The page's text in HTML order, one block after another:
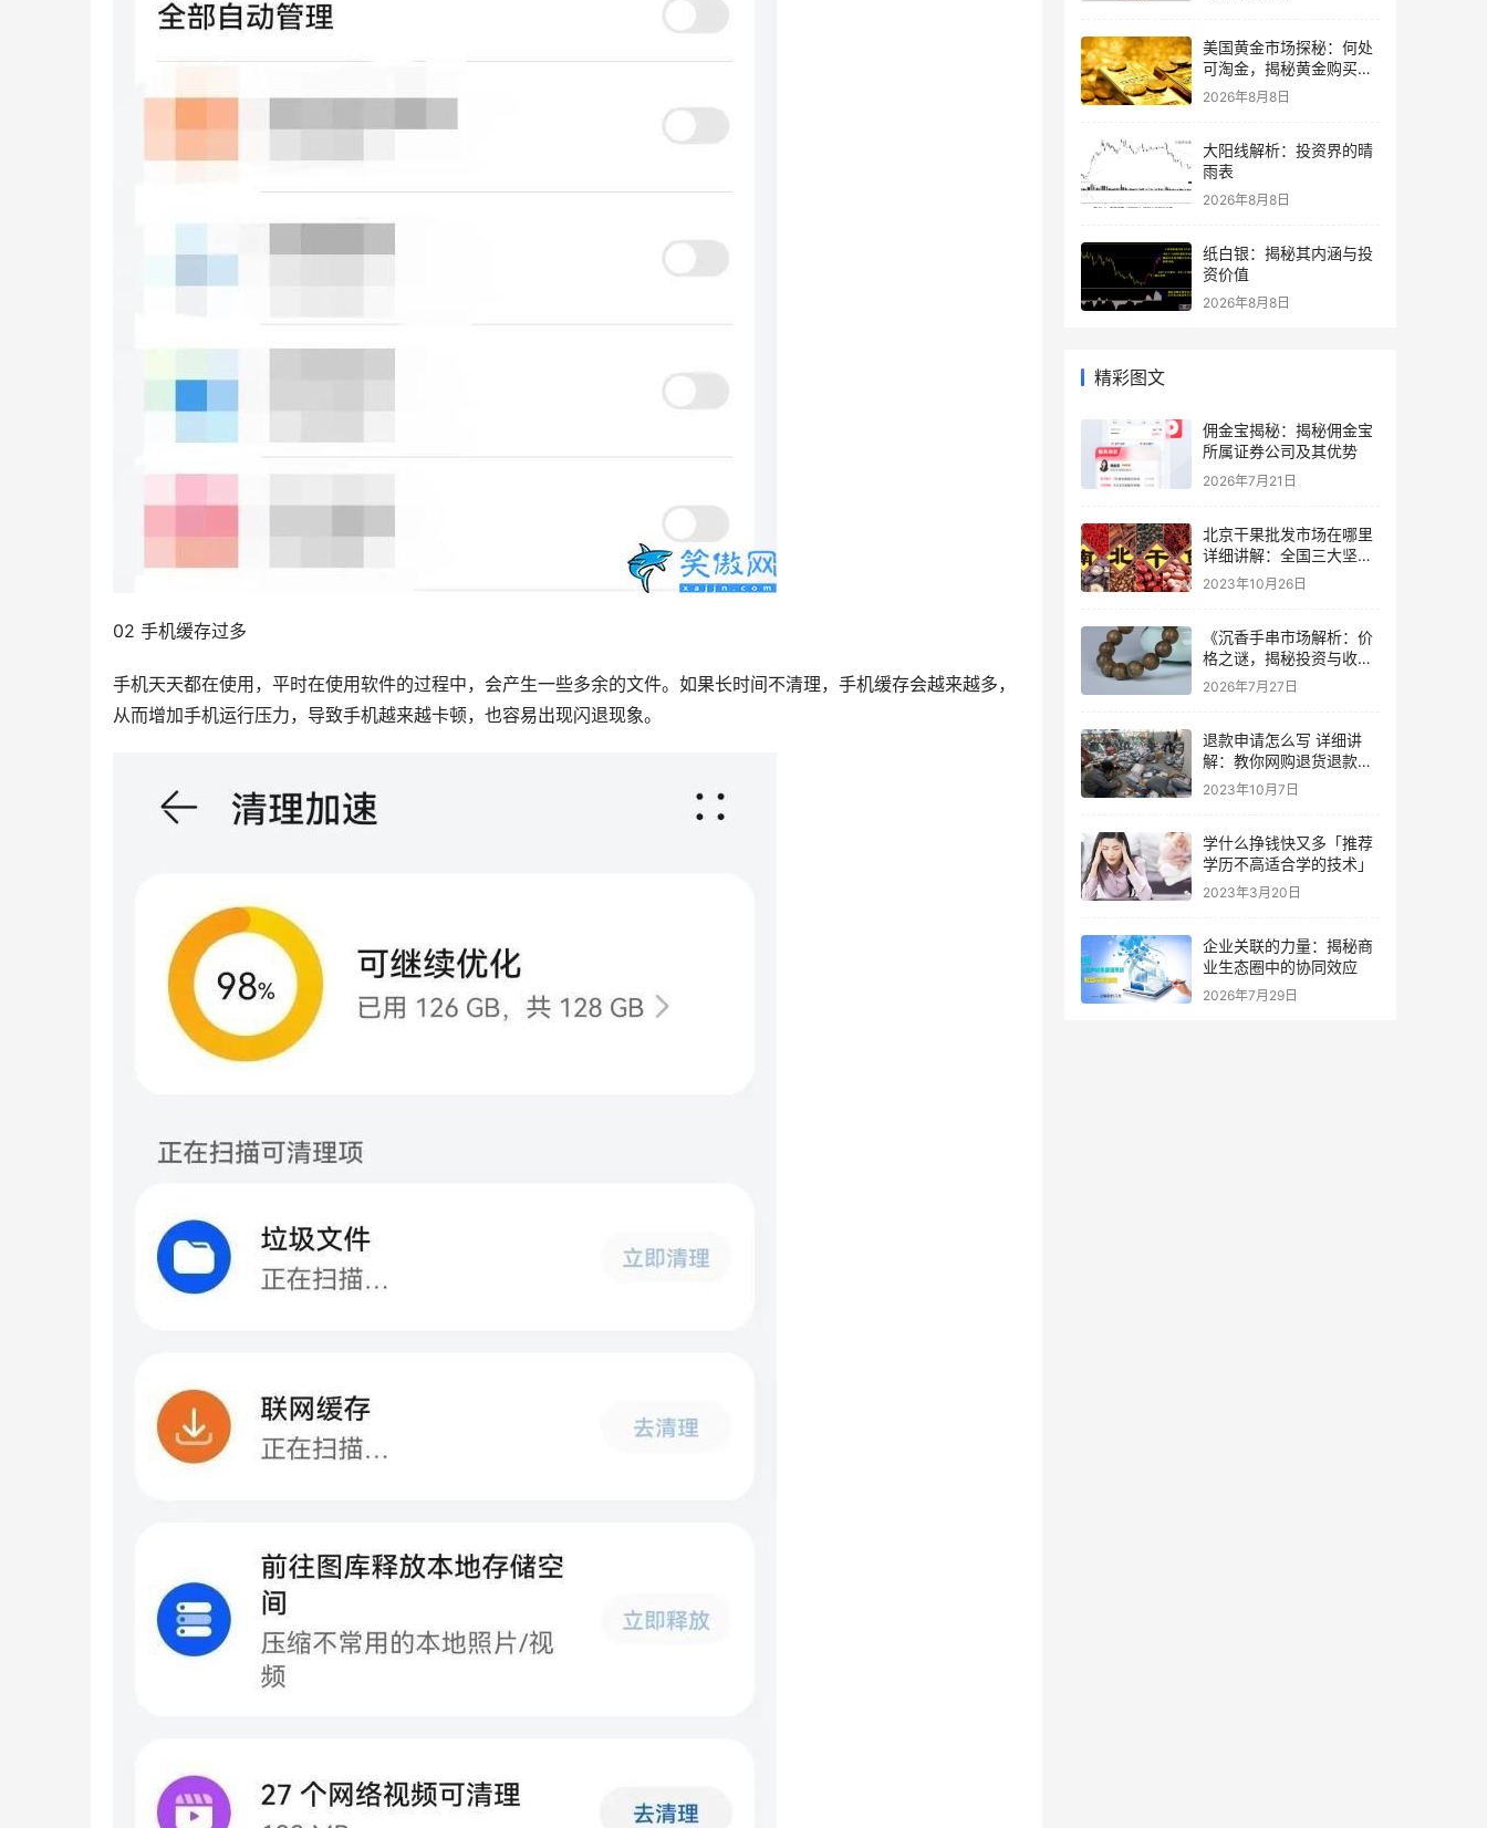
02 手机缓存过多
手机天天都在使用，平时在使用软件的过程中，会产生一些多余的文件。如果长时间不清理，手机缓存会越来越多，
从而增加手机运行压力，导致手机越来越卡顿，也容易出现闪退现象。
美国黄金市场探秘：何处
可淘金，揭秘黄金购买指
南
2026年8月8日
大阳线解析：投资界的晴
雨表
2026年8月8日
纸白银：揭秘其内涵与投
资价值
2026年8月8日
精彩图文
佣金宝揭秘：揭秘佣金宝
所属证券公司及其优势
2026年7月21日
北京干果批发市场在哪里
详细讲解：全国三大坚果
批发市场大全
2023年10月26日
《沉香手串市场解析：价
格之谜，揭秘投资与收藏
的黄金比例》
2026年7月27日
退款申请怎么写 详细讲
解：教你网购退货退款的
详细步骤
2023年10月7日
学什么挣钱快又多「推荐
学历不高适合学的技术」
2023年3月20日
企业关联的力量：揭秘商
业生态圈中的协同效应
2026年7月29日